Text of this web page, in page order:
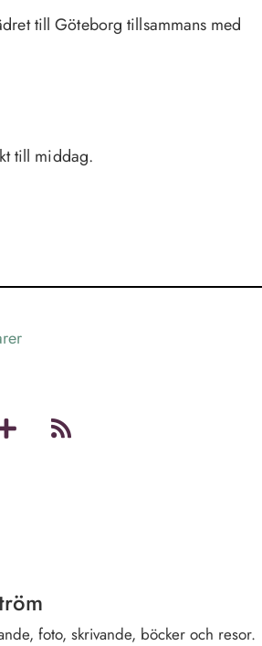
till Göteborg tillsammans med
till middag.
foto, skrivande, böcker och resor.